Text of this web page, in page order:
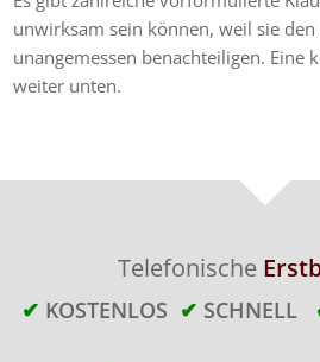
unwirksam sein können, weil sie
unangemessen benachteiligen. Eine
weiter unten.
Telefonische
✔ KOSTENLOS ✔ SCHNELL